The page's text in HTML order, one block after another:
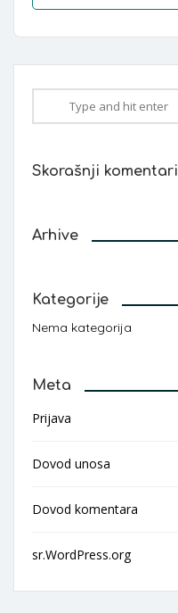
Skorašnji komentari
Arhive
Kategorije
Nema kategorija
Meta
Prijava
Dovod unosa
Dovod komentara
sr.WordPress.org